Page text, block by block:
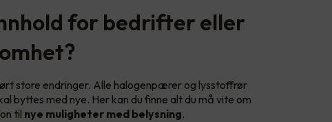
for bedrifter eller
store endringer. Alle halogenpærer og lysstoffrør
byttes med nye. Her kan du finne alt du må vite om
til nye muligheter med belysning.